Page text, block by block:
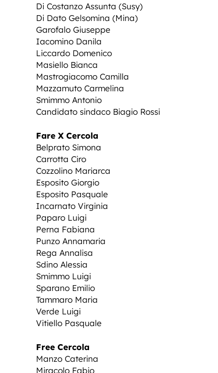
Di Costanzo Assunta (Susy)
Di Dato Gelsomina (Mina)
Garofalo Giuseppe
Iacomino Danila
Liccardo Domenico
Masiello Bianca
Mastrogiacomo Camilla
Mazzamuto Carmelina
Smimmo Antonio
Candidato sindaco Biagio Rossi
Fare X Cercola
Belprato Simona
Carrotta Ciro
Cozzolino Mariarca
Esposito Giorgio
Esposito Pasquale
Incarnato Virginia
Paparo Luigi
Perna Fabiana
Punzo Annamaria
Rega Annalisa
Sdino Alessia
Smimmo Luigi
Sparano Emilio
Tammaro Maria
Verde Luigi
Vitiello Pasquale
Free Cercola
Manzo Caterina
Miracolo Fabio